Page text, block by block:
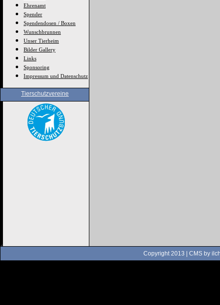
Ehrenamt
Spender
Spendendosen / Boxen
Wunschbrunnen
Unser Tierheim
Bilder Gallery
Links
Sponsoring
Impressum und Datenschutz
Tierschutzvereine
Copyright 2013 | CMS by